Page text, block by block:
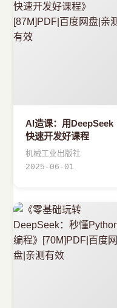
AI造课：用DeepSeek
快速开发好课程
机械工业出版社
2025-06-01